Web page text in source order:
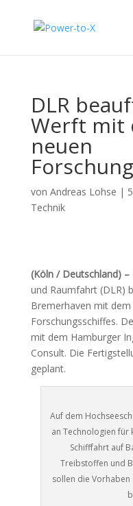
DLR
Werft mit
neuen
von Andreas Lohse |
Technik
(Köln / Deutschland) –
und Raumfahrt (DLR)
Bremerhaven mit
Forschungsschiffes.
mit dem Hamburger
Consult. Die
geplant.
Auf dem
an Technologien
Schifffahrt auf
Treibstoffen und
sollen die